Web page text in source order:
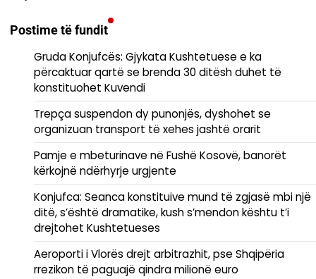
Postime të fundit
Gruda Konjufcës: Gjykata Kushtetuese e ka
përcaktuar qartë se brenda 30 ditësh duhet të
konstituohet Kuvendi
Trepça suspendon dy punonjës, dyshohet se
organizuan transport të xehes jashtë orarit
Pamje e mbeturinave në Fushë Kosovë, banorët
kërkojnë ndërhyrje urgjente
Konjufca: Seanca konstituive mund të zgjasë mbi një
ditë, s’është dramatike, kush s’mendon kështu t’i
drejtohet Kushtetueses
Aeroporti i Vlorës drejt arbitrazhit, pse Shqipëria
rrezikon të paguajë qindra milionë euro